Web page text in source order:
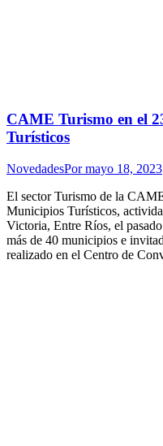
CAME Turismo en el
Turísticos
NovedadesPormayo 18, 2023
El sector Turismo de la
Municipios Turísticos,
Victoria, Entre Ríos, el
más de 40 municipios e
realizado en el Centro de